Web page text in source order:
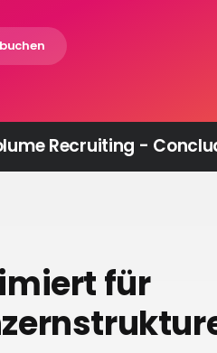
Recruiting -
für